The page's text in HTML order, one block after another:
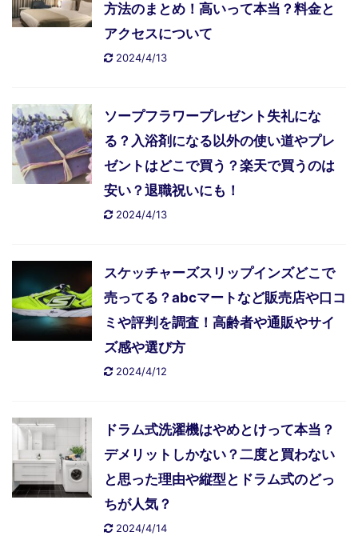
方法のまとめ！高いって本当？料金と
アクセスについて
2024/4/13
ソープフラワープレゼント失礼にな
る？入浴剤になる以外の使い道やプレ
ゼントはどこで買う？楽天で買うのは
安い？退職祝いにも！
2024/4/13
スケッチャーズスリップインズどこで
売ってる？abcマートなど販売店や口コ
ミや評判を調査！高齢者や通販やサイ
ズ感や選び方
2024/4/12
ドラム式洗濯機はやめとけって本当？
デメリットしかない？二度と買わない
と思った理由や縦型とドラム式のどっ
ちが人気？
2024/4/14